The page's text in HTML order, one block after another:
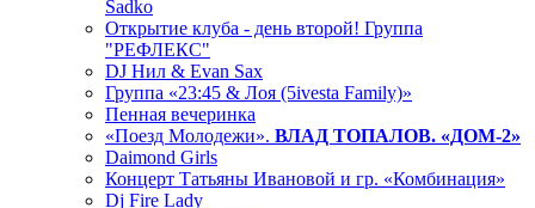
Sadko
Открытие клуба - день второй! Группа
"РЕФЛЕКС"
DJ Нил & Evan Sax
Группа «23:45 & Лоя (5ivesta Family)»
Пенная вечеринка
«Поезд Молодежи». ВЛАД ТОПАЛОВ. «ДОМ-2»
Daimond Girls
Концерт Татьяны Ивановой и гр. «Комбинация»
Dj Fire Lady